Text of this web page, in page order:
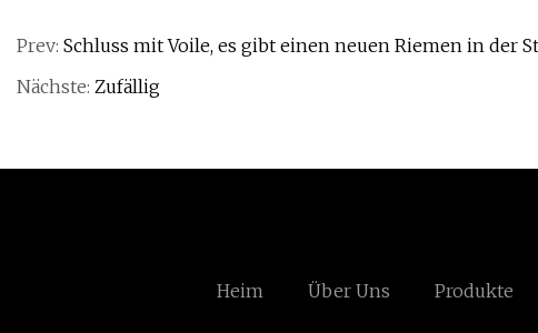
Prev: Schluss mit Voile, es gibt einen neuen Riemen in der
Nächste: Zufällig
Heim Über Uns Produkte